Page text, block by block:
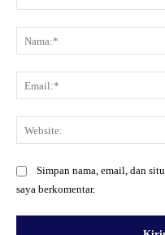
Simpan nama, email, dan
saya berkomentar.